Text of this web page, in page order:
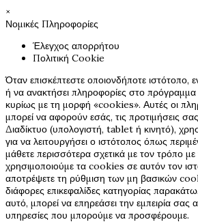
×
Νομικές Πληροφορίες
Έλεγχος απορρήτου
Πολιτική Cookie
Όταν επισκέπτεστε οποιονδήποτε ιστότοπο,
ή να ανακτήσει πληροφορίες στο
κυρίως με τη μορφή «cookies». Αυτές οι
μπορεί να αφορούν εσάς, τις προτιμήσεις
Διαδίκτυο (υπολογιστή, tablet ή κινητό),
για να λειτουργήσει ο ιστότοπος όπως
μάθετε περισσότερα σχετικά με τον τρόπο
χρησιμοποιούμε τα cookies σε αυτόν τον
αποτρέψετε τη ρύθμιση των μη βασικών
διάφορες επικεφαλίδες κατηγορίας
αυτό, μπορεί να επηρεάσει την εμπειρία σας
υπηρεσίες που μπορούμε να προσφέρουμε.